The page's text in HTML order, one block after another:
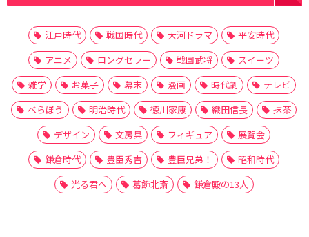
江戸時代 戦国時代 大河ドラマ
平安時代
アニメ
ロングセラー 戦国武将
スイーツ
雑学
お菓子 幕末 漫画 時代劇
テレビ
べらぼう
明治時代 徳川家康 織田信長
抹茶
デザイン
文房具 フィギュア
展覧会
鎌倉時代
豊臣秀吉 豊臣兄弟！
昭和時代
光る君へ
葛飾北斎 鎌倉殿の13人